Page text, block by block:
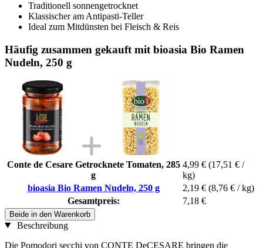
Traditionell sonnengetrocknet
Klassischer am Antipasti-Teller
Ideal zum Mitdünsten bei Fleisch & Reis
Häufig zusammen gekauft mit bioasia Bio Ramen
Nudeln, 250 g
Conte de Cesare Getrocknete Tomaten, 285
g
4,99 € (17,51 € /
kg)
bioasia Bio Ramen Nudeln, 250 g
2,19 € (8,76 € / kg)
Gesamtpreis:
7,18 €
Beide in den Warenkorb
Beschreibung
Die Pomodori secchi von CONTE DeCESARE bringen die